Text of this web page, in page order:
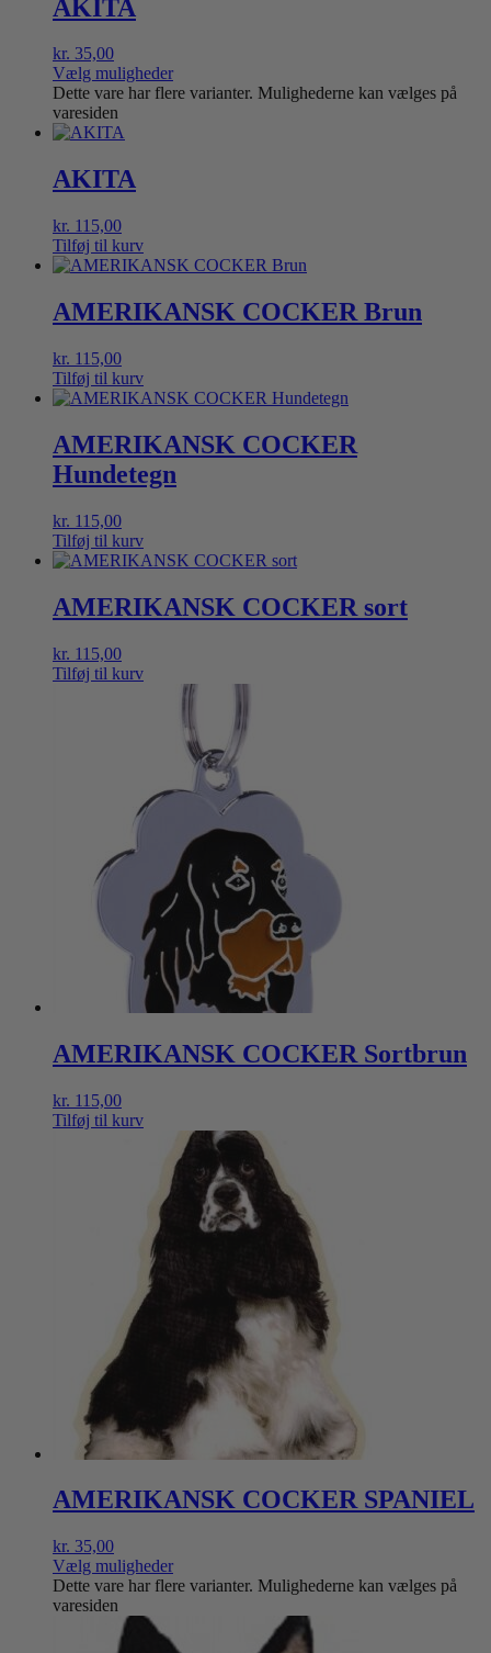
AKITA
kr. 35,00
Vælg muligheder
Dette vare har flere varianter. Mulighederne kan vælges på
varesiden
AKITA
kr. 115,00
Tilføj til kurv
AMERIKANSK COCKER Brun
kr. 115,00
Tilføj til kurv
AMERIKANSK COCKER
Hundetegn
kr. 115,00
Tilføj til kurv
AMERIKANSK COCKER sort
kr. 115,00
Tilføj til kurv
AMERIKANSK COCKER Sortbrun
kr. 115,00
Tilføj til kurv
AMERIKANSK COCKER SPANIEL
kr. 35,00
Vælg muligheder
Dette vare har flere varianter. Mulighederne kan vælges på
varesiden